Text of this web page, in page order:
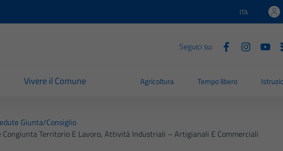
Lingua attiva:
ITA
Seguici su:
Vivere il Comune Agricoltura Tempo libero
Giunta/consiglio
Territorio E Lavoro, Attività Industriali – Artigianali E Commerciali